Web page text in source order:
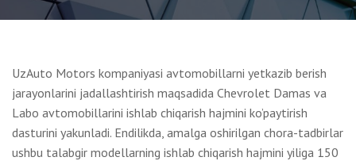
UzAuto Motors kompaniyasi avtomobillarni yetkazib berish
jarayonlarini jadallashtirish maqsadida Chevrolet Damas va
Labo avtomobillarini ishlab chiqarish hajmini ko’paytirish
dasturini yakunladi. Endilikda, amalga oshirilgan chora-tadbirlar
ushbu talabgir modellarning ishlab chiqarish hajmini yiliga 150